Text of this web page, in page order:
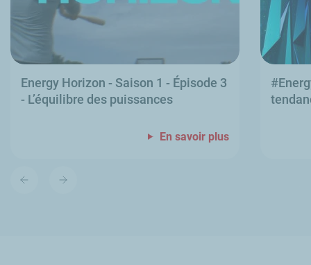
Energy Horizon - Saison 1 - Épisode 3
- L’équilibre des puissances
En savoir plus
#